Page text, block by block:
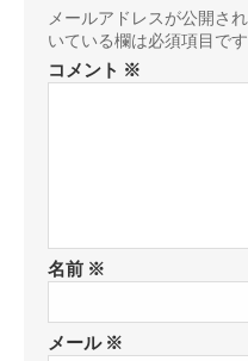
メールアドレスが公開さ
いている欄は必須項目です
コメント ※
名前 ※
メール ※